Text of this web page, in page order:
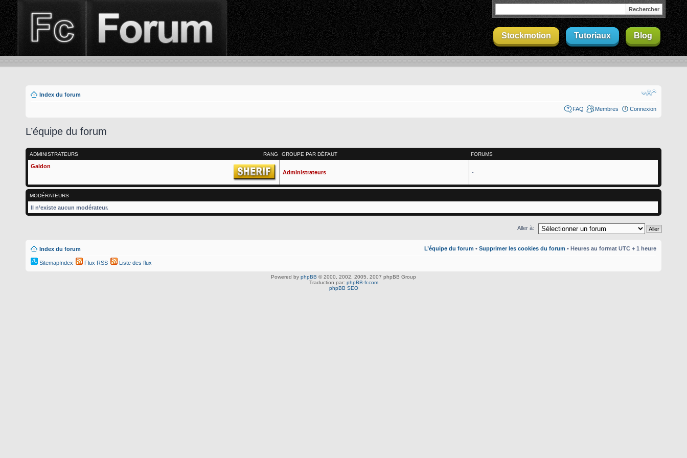
Stockmotion Tutoriaux Blog
Index du forum
FAQ Membres Connexion
L’équipe du forum
RANG
ADMINISTRATEURS GROUPE PAR DÉFAUT FORUMS
Galdon
Administrateurs
-
MODÉRATEURS
Il n’existe aucun modérateur.
Aller à:
Index du forum L’équipe du forum • Supprimer les cookies du forum • Heures au format UTC + 1 heure
SitemapIndex Flux RSS Liste des flux
Powered by phpBB © 2000, 2002, 2005, 2007 phpBB Group
Traduction par: phpBB-fr.com
phpBB SEO